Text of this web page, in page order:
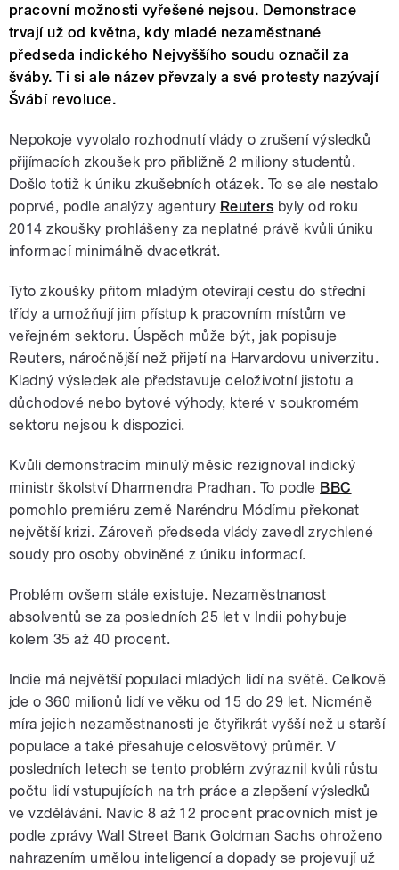
pracovní možnosti vyřešené nejsou. Demonstrace
trvají už od května, kdy mladé nezaměstnané
předseda indického Nejvyššího soudu označil za
šváby. Ti si ale název převzaly a své protesty nazývají
Švábí revoluce.
Nepokoje vyvolalo rozhodnutí vlády o zrušení výsledků
přijímacích zkoušek pro přibližně 2 miliony studentů.
Došlo totiž k úniku zkušebních otázek. To se ale nestalo
poprvé, podle analýzy agentury Reuters byly od roku
2014 zkoušky prohlášeny za neplatné právě kvůli úniku
informací minimálně dvacetkrát.
Tyto zkoušky přitom mladým otevírají cestu do střední
třídy a umožňují jim přístup k pracovním místům ve
veřejném sektoru. Úspěch může být, jak popisuje
Reuters, náročnější než přijetí na Harvardovu univerzitu.
Kladný výsledek ale představuje celoživotní jistotu a
důchodové nebo bytové výhody, které v soukromém
sektoru nejsou k dispozici.
Kvůli demonstracím minulý měsíc rezignoval indický
ministr školství Dharmendra Pradhan. To podle BBC
pomohlo premiéru země Naréndru Módímu překonat
největší krizi. Zároveň předseda vlády zavedl zrychlené
soudy pro osoby obviněné z úniku informací.
Problém ovšem stále existuje. Nezaměstnanost
absolventů se za posledních 25 let v Indii pohybuje
kolem 35 až 40 procent.
Indie má největší populaci mladých lidí na světě. Celkově
jde o 360 milionů lidí ve věku od 15 do 29 let. Nicméně
míra jejich nezaměstnanosti je čtyřikrát vyšší než u starší
populace a také přesahuje celosvětový průměr. V
posledních letech se tento problém zvýraznil kvůli růstu
počtu lidí vstupujících na trh práce a zlepšení výsledků
ve vzdělávání. Navíc 8 až 12 procent pracovních míst je
podle zprávy Wall Street Bank Goldman Sachs ohroženo
nahrazením umělou inteligencí a dopady se projevují už